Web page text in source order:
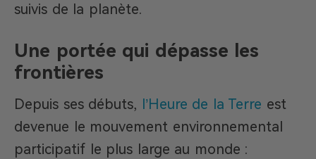
suivis de la planète.
Une portée qui dépasse les
frontières
Depuis ses débuts, l’Heure de la Terre est
devenue le mouvement environnemental
participatif le plus large au monde :